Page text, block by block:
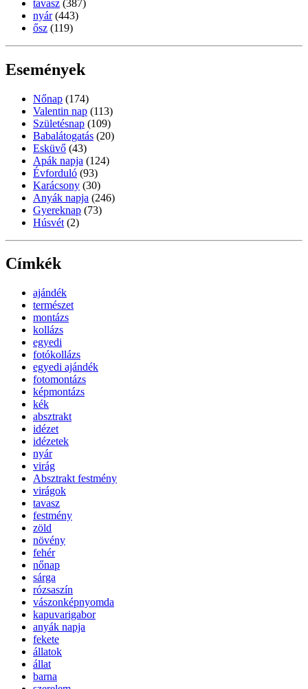
tavasz (387)
nyár (443)
ősz (119)
Események
Nőnap (174)
Valentin nap (113)
Születésnap (109)
Babalátogatás (20)
Esküvő (43)
Apák napja (124)
Évforduló (93)
Karácsony (30)
Anyák napja (246)
Gyereknap (73)
Húsvét (2)
Címkék
ajándék
természet
montázs
kollázs
egyedi
fotókollázs
egyedi ajándék
fotomontázs
képmontázs
kék
absztrakt
idézet
idézetek
nyár
virág
Absztrakt festmény
virágok
tavasz
festmény
zöld
növény
fehér
nőnap
sárga
rózsaszín
vászonképnyomda
kapuvarigabor
anyák napja
fekete
állatok
állat
barna